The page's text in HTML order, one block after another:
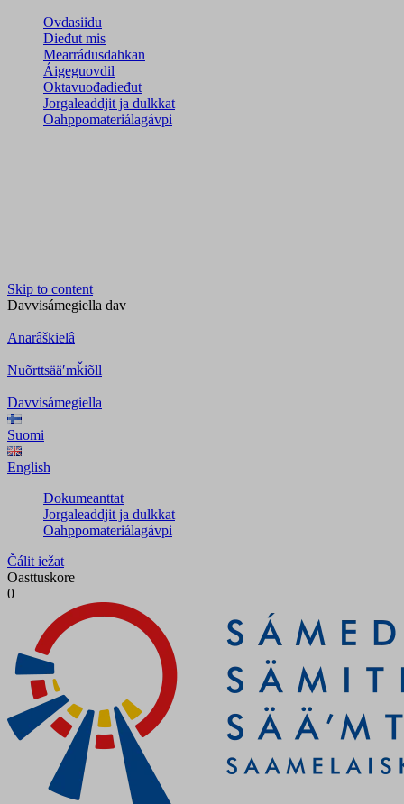
Ovdasiidu
Dieđut mis
Mearrádusdahkan
Áigeguovdil
Oktavuođadieđut
Jorgaleaddjit ja dulkkat
Oahppomateriálagávpi
Skip to content
Davvisámegiella dav
Anarâškielâ
Nuõrttsääʹmǩiõll
Davvisámegiella
Suomi
English
Dokumeanttat
Jorgaleaddjit ja dulkkat
Oahppomateriálagávpi
Čálit iežat
Oasttuskore
0